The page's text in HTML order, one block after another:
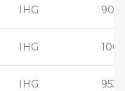
IHG
IHG
IHG